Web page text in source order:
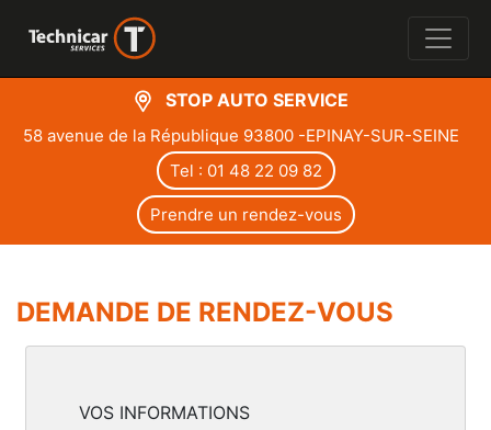
STOP AUTO SERVICE
58 avenue de la République 93800 -EPINAY-SUR-SEINE
Tel : 01 48 22 09 82
Prendre un rendez-vous
DEMANDE DE RENDEZ-VOUS
VOS INFORMATIONS